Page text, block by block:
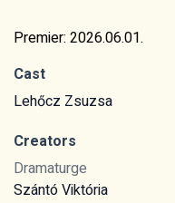
Premier: 2026.06.01.
Cast
Lehőcz Zsuzsa
Creators
Dramaturge
Szántó Viktória